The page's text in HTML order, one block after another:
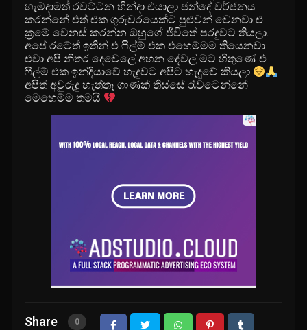
හැමදාමත් රවට්ටන හින්දා එයාලා ජන්දේ වර්ජනය
කරන්නේ එත් එක ගුරුවරයෙක්ට පුළුවන් වෙනවා එ
ක්‍රමේ වෙනස් කරන්න ඔහුගේ ජීවිතේ පරදුවට තියලා.
අපේ රටේත් ඉතින් එ ෆිල්ම් එක එහෙම්මම තියෙනවා
එවා අපි නිතර දෙවෙලේ අහන දේවල් මට හිතුණේ එ
ෆිල්ම් එක ඉන්දියාවේ හැදුවට අපිට හැදුවේ කියලා
අපිත් අවුරුදු හැත්තෑ ගාණක් තිස්සේ රැවටෙන්නේ
මෙහෙම්ම තමයි
Share 0